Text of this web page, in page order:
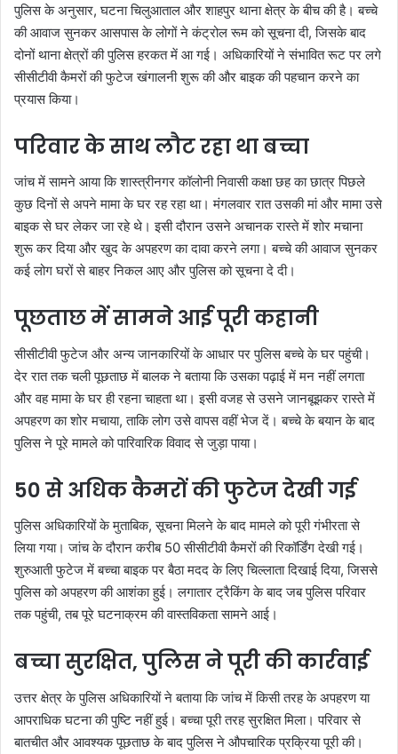
पुलिस के अनुसार, घटना चिलुआताल और शाहपुर थाना क्षेत्र के बीच की है। बच्चे
की आवाज सुनकर आसपास के लोगों ने कंट्रोल रूम को सूचना दी, जिसके बाद
दोनों थाना क्षेत्रों की पुलिस हरकत में आ गई। अधिकारियों ने संभावित रूट पर लगे
सीसीटीवी कैमरों की फुटेज खंगालनी शुरू की और बाइक की पहचान करने का
प्रयास किया।
परिवार के साथ लौट रहा था बच्चा
जांच में सामने आया कि शास्त्रीनगर कॉलोनी निवासी कक्षा छह का छात्र पिछले
कुछ दिनों से अपने मामा के घर रह रहा था। मंगलवार रात उसकी मां और मामा उसे
बाइक से घर लेकर जा रहे थे। इसी दौरान उसने अचानक रास्ते में शोर मचाना
शुरू कर दिया और खुद के अपहरण का दावा करने लगा। बच्चे की आवाज सुनकर
कई लोग घरों से बाहर निकल आए और पुलिस को सूचना दे दी।
पूछताछ में सामने आई पूरी कहानी
सीसीटीवी फुटेज और अन्य जानकारियों के आधार पर पुलिस बच्चे के घर पहुंची।
देर रात तक चली पूछताछ में बालक ने बताया कि उसका पढ़ाई में मन नहीं लगता
और वह मामा के घर ही रहना चाहता था। इसी वजह से उसने जानबूझकर रास्ते में
अपहरण का शोर मचाया, ताकि लोग उसे वापस वहीं भेज दें। बच्चे के बयान के बाद
पुलिस ने पूरे मामले को पारिवारिक विवाद से जुड़ा पाया।
50 से अधिक कैमरों की फुटेज देखी गई
पुलिस अधिकारियों के मुताबिक, सूचना मिलने के बाद मामले को पूरी गंभीरता से
लिया गया। जांच के दौरान करीब 50 सीसीटीवी कैमरों की रिकॉर्डिंग देखी गई।
शुरुआती फुटेज में बच्चा बाइक पर बैठा मदद के लिए चिल्लाता दिखाई दिया, जिससे
पुलिस को अपहरण की आशंका हुई। लगातार ट्रैकिंग के बाद जब पुलिस परिवार
तक पहुंची, तब पूरे घटनाक्रम की वास्तविकता सामने आई।
बच्चा सुरक्षित, पुलिस ने पूरी की कार्रवाई
उत्तर क्षेत्र के पुलिस अधिकारियों ने बताया कि जांच में किसी तरह के अपहरण या
आपराधिक घटना की पुष्टि नहीं हुई। बच्चा पूरी तरह सुरक्षित मिला। परिवार से
बातचीत और आवश्यक पूछताछ के बाद पुलिस ने औपचारिक प्रक्रिया पूरी की।